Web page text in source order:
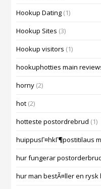
Hookup Dating (1)
Hookup Sites (3)
Hookup visitors (1)
hookuphotties main
horny (2)
hot (2)
hotteste postordrebrud (1)
huippusГ¤hkГ¶postitilaus
hur fungerar
hur man bestÃ¤ller en rysk